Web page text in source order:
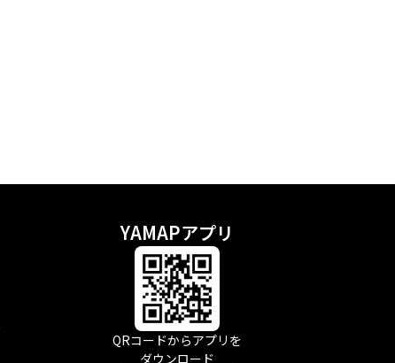
YAMAPアプリ
QRコードからアプリを
ダウンロード